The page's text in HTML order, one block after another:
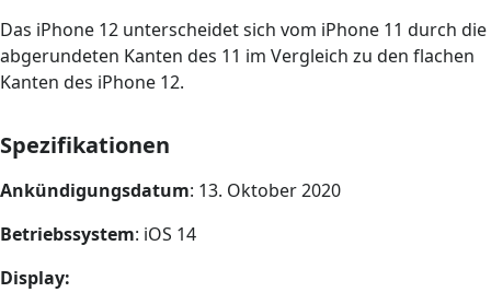
Das iPhone 12 unterscheidet sich vom iPhone 11 durch die
abgerundeten Kanten des 11 im Vergleich zu den flachen
Kanten des iPhone 12.
Spezifikationen
Ankündigungsdatum: 13. Oktober 2020
Betriebssystem: iOS 14
Display: